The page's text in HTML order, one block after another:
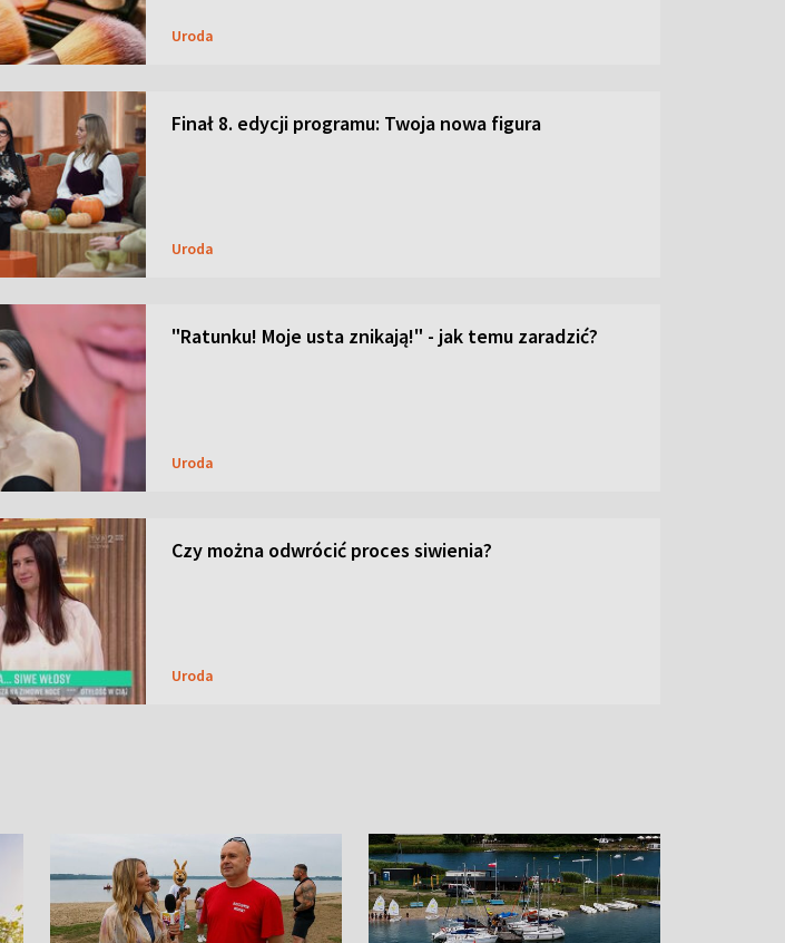
Uroda
Finał 8. edycji programu: Twoja nowa figura
Uroda
"Ratunku! Moje usta znikają!" - jak temu zaradzić?
Uroda
Czy można odwrócić proces siwienia?
Uroda